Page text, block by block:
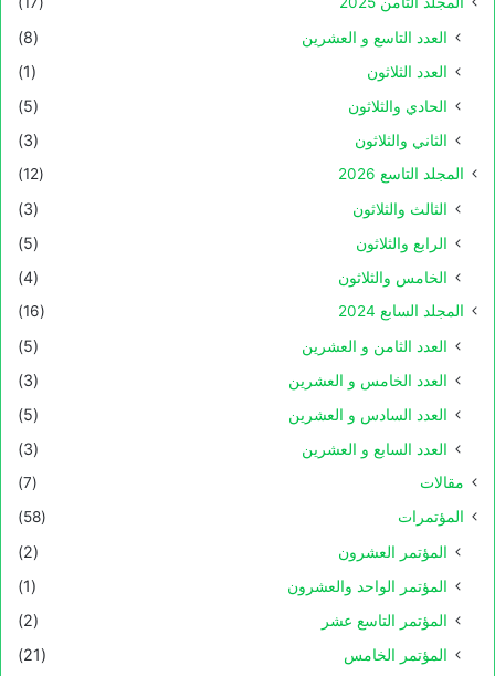
العدد التاسع و العشرين
(8)
العدد الثلاثون
(1)
الحادي والثلاثون
(5)
الثاني والثلاثون
(3)
المجلد التاسع 2026 (12)
الثالث والثلاثون
(3)
الرابع والثلاثون
(5)
الخامس والثلاثون
(4)
المجلد السابع 2024 (16)
العدد الثامن و العشرين
(5)
العدد الخامس و العشرين
(3)
العدد السادس و العشرين
(5)
العدد السابع و العشرين
(3)
مقالات
(7)
المؤتمرات
(58)
المؤتمر العشرون
(2)
المؤتمر الواحد والعشرون
(1)
المؤتمر التاسع عشر
(2)
المؤتمر الخامس
(21)